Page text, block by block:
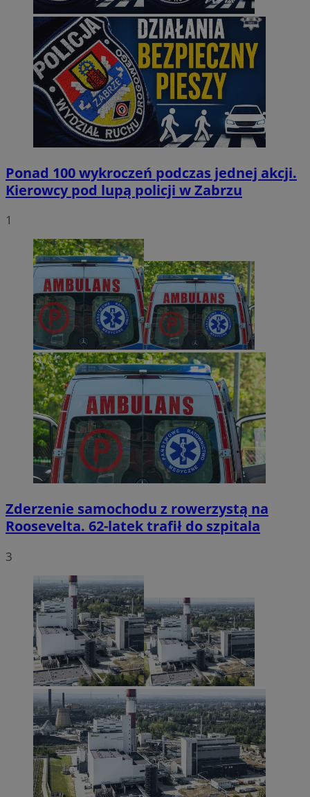
Ponad 100 wykroczeń podczas jednej akcji.
Kierowcy pod lupą policji w Zabrzu
1
Zderzenie samochodu z rowerzystą na
Roosevelta. 62-latek trafił do szpitala
3